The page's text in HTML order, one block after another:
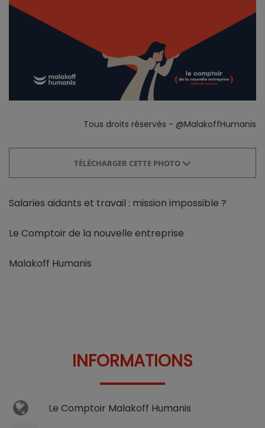
Tous droits réservés - @MalakoffHumanis
TÉLÉCHARGER CETTE PHOTO
Salaries aidants et travail : mission impossible ?
Le Comptoir de la nouvelle entreprise
Malakoff Humanis
INFORMATIONS
Le Comptoir Malakoff Humanis